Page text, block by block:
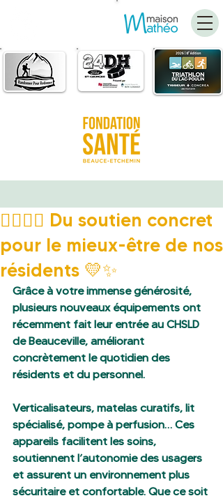
🧍‍♂️🚶‍♀️ Du soutien concret
pour le mieux-être de nos
résidents 💛✨
Grâce à votre immense générosité,
plusieurs nouveaux équipements ont
récemment fait leur entrée au CHSLD
de Beauceville, améliorant
concrètement le quotidien des
résidents et du personnel.
Verticalisateurs, matelas curatifs, lit
spécialisé, pompe à perfusion… Ces
appareils facilitent les soins,
soutiennent l’autonomie des usagers
et assurent un environnement plus
sécuritaire et confortable. Que ce soit